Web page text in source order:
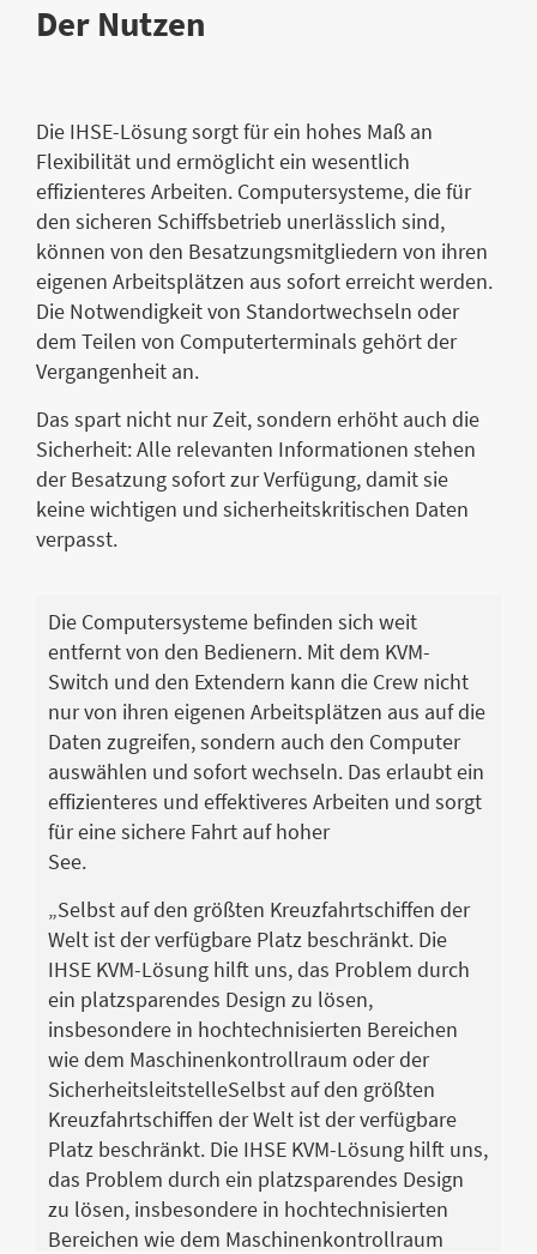
Der Nutzen
Die IHSE-Lösung sorgt für ein hohes Maß an
Flexibilität und ermöglicht ein wesentlich
effizienteres Arbeiten. Computersysteme, die für
den sicheren Schiffsbetrieb unerlässlich sind,
können von den Besatzungsmitgliedern von ihren
eigenen Arbeitsplätzen aus sofort erreicht werden.
Die Notwendigkeit von Standortwechseln oder
dem Teilen von Computerterminals gehört der
Vergangenheit an.
Das spart nicht nur Zeit, sondern erhöht auch die
Sicherheit: Alle relevanten Informationen stehen
der Besatzung sofort zur Verfügung, damit sie
keine wichtigen und sicherheitskritischen Daten
verpasst.
Die Computersysteme befinden sich weit
entfernt von den Bedienern. Mit dem KVM-
Switch und den Extendern kann die Crew nicht
nur von ihren eigenen Arbeitsplätzen aus auf die
Daten zugreifen, sondern auch den Computer
auswählen und sofort wechseln. Das erlaubt ein
effizienteres und effektiveres Arbeiten und sorgt
für eine sichere Fahrt auf hoher
See.
„Selbst auf den größten Kreuzfahrtschiffen der
Welt ist der verfügbare Platz beschränkt. Die
IHSE KVM-Lösung hilft uns, das Problem durch
ein platzsparendes Design zu lösen,
insbesondere in hochtechnisierten Bereichen
wie dem Maschinenkontrollraum oder der
SicherheitsleitstelleSelbst auf den größten
Kreuzfahrtschiffen der Welt ist der verfügbare
Platz beschränkt. Die IHSE KVM-Lösung hilft uns,
das Problem durch ein platzsparendes Design
zu lösen, insbesondere in hochtechnisierten
Bereichen wie dem Maschinenkontrollraum